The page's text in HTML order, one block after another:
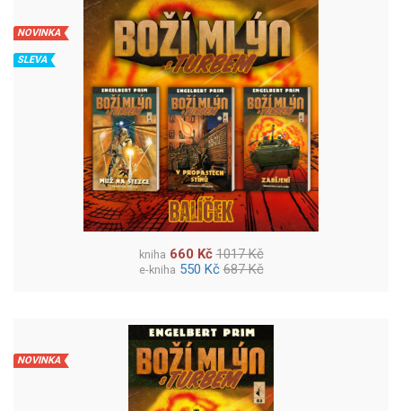
NOVINKA
SLEVA
kniha 660 Kč 1017 Kč
e-kniha 550 Kč 687 Kč
NOVINKA